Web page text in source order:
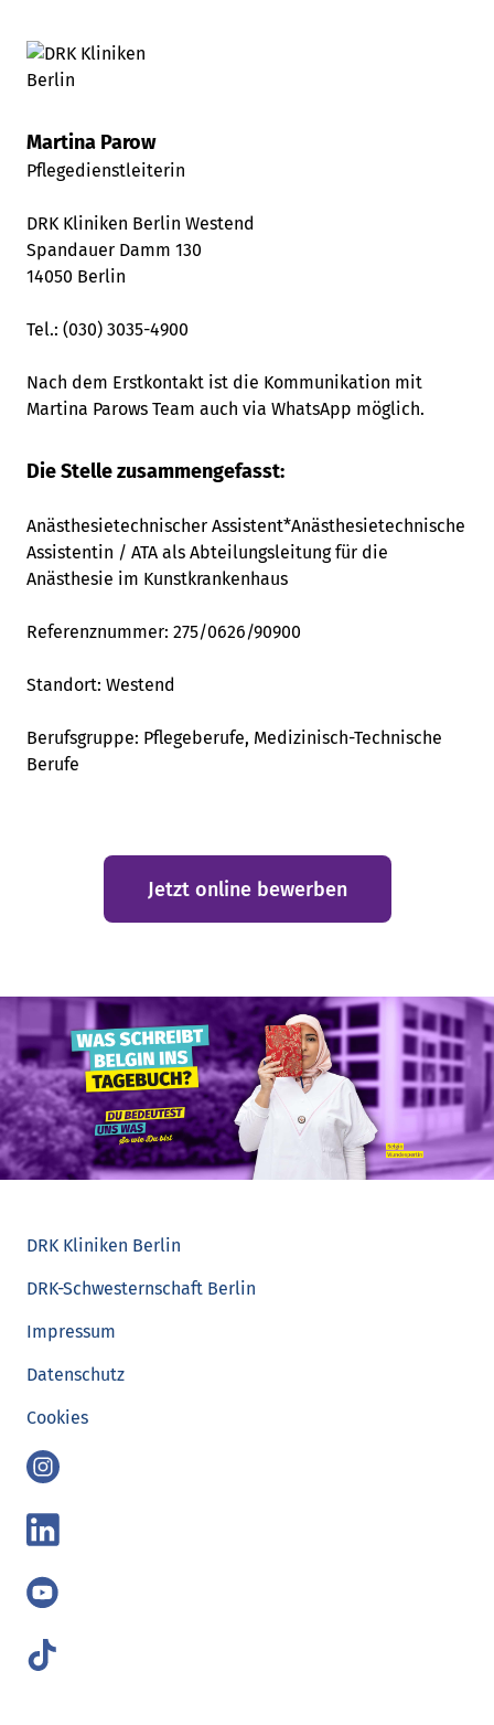
Martina Parow
Pflegedienstleiterin
DRK Kliniken Berlin Westend
Spandauer Damm 130
14050 Berlin
Tel.: (030) 3035-4900
Nach dem Erstkontakt ist die Kommunikation mit
Martina Parows Team auch via WhatsApp möglich.
Die Stelle zusammengefasst:
Anästhesietechnischer Assistent*Anästhesietechnische
Assistentin / ATA als Abteilungsleitung für die
Anästhesie im Kunstkrankenhaus
Referenznummer: 275/0626/90900
Standort: Westend
Berufsgruppe: Pflegeberufe, Medizinisch-Technische
Berufe
Jetzt online bewerben
DRK Kliniken Berlin
DRK-Schwesternschaft Berlin
Impressum
Datenschutz
Cookies